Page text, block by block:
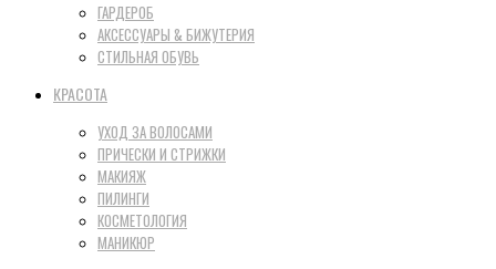
ГАРДЕРОБ
АКСЕССУАРЫ & БИЖУТЕРИЯ
СТИЛЬНАЯ ОБУВЬ
КРАСОТА
УХОД ЗА ВОЛОСАМИ
ПРИЧЕСКИ И СТРИЖКИ
МАКИЯЖ
ПИЛИНГИ
КОСМЕТОЛОГИЯ
МАНИКЮР